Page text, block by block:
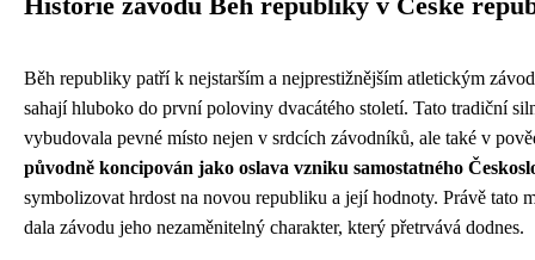
Historie závodu Běh republiky v České
Běh republiky patří k nejstarším a nejprestižnějším atletickým
sahají hluboko do první poloviny dvacátého století. Tato tradiční
vybudovala pevné místo nejen v srdcích závodníků, ale také v
původně koncipován jako oslava vzniku samostatného
symbolizovat hrdost na novou republiku a její hodnoty. Právě tato
dala závodu jeho nezaměnitelný charakter, který přetrvává dodnes.